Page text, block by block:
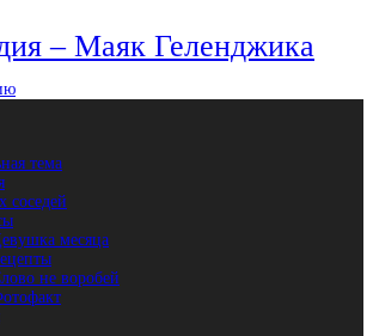
– Маяк Геленджика
тема
соседей
месяца
не воробей